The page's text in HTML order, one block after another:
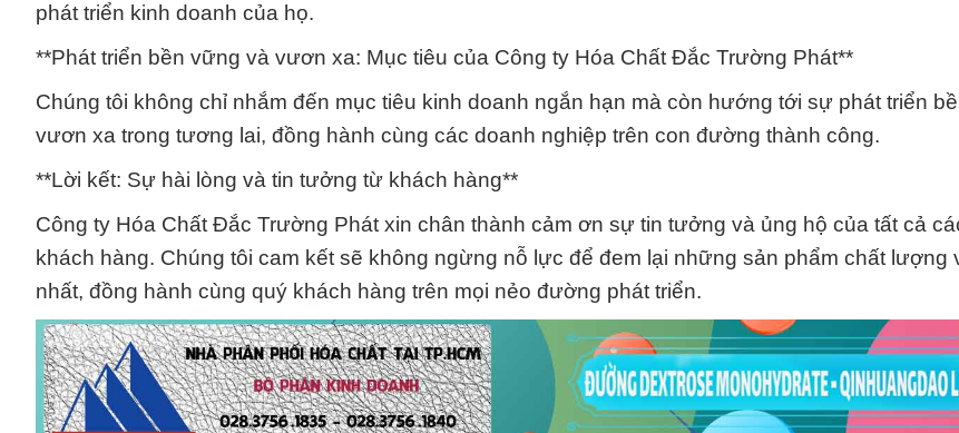
phát triển kinh doanh của họ.
**Phát triển bền vững và vươn xa: Mục tiêu của Công ty Hóa Chất Đắc Trường Phát**
Chúng tôi không chỉ nhắm đến mục tiêu kinh doanh ngắn hạn mà còn hướng tới sự phát triển
vươn xa trong tương lai, đồng hành cùng các doanh nghiệp trên con đường thành công.
**Lời kết: Sự hài lòng và tin tưởng từ khách hàng**
Công ty Hóa Chất Đắc Trường Phát xin chân thành cảm ơn sự tin tưởng và ủng hộ của tất cả
khách hàng. Chúng tôi cam kết sẽ không ngừng nỗ lực để đem lại những sản phẩm chất lượng
nhất, đồng hành cùng quý khách hàng trên mọi nẻo đường phát triển.